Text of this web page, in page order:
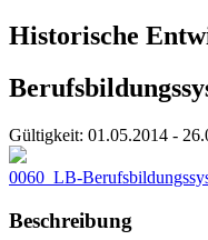
Historische
Gültigkeit: 01.05.2014 -
0060_LB-
Beschreibung